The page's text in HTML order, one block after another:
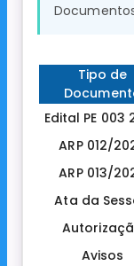
Tipo de
Edital PE 003
ARP 012/
ARP 013/
Ata da
Avisos